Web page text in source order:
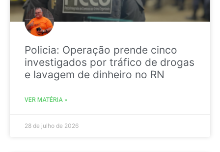
Policia: Operação prende cinco
investigados por tráfico de drogas
e lavagem de dinheiro no RN
VER MATÉRIA »
28 de julho de 2026